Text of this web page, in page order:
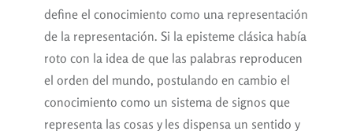
define el conocimiento como una representación
de la representación. Si la episteme clásica había
roto con la idea de que las palabras reproducen
el orden del mundo, postulando en cambio el
conocimiento como un sistema de signos que
representa las cosas y les dispensa un sentido y